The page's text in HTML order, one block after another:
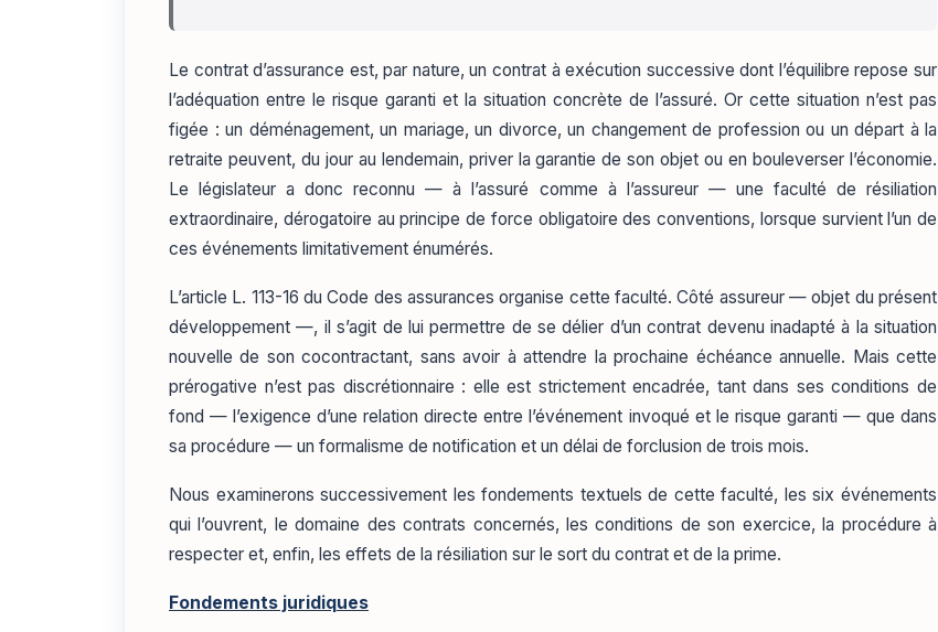
Le contrat d’assurance est, par nature, un contrat à exécution successive dont l’équilibre repose sur
l’adéquation entre le risque garanti et la situation concrète de l’assuré. Or cette situation n’est pas
figée : un déménagement, un mariage, un divorce, un changement de profession ou un départ à la
retraite peuvent, du jour au lendemain, priver la garantie de son objet ou en bouleverser l’économie.
Le législateur a donc reconnu — à l’assuré comme à l’assureur — une faculté de résiliation
extraordinaire, dérogatoire au principe de force obligatoire des conventions, lorsque survient l’un de
ces événements limitativement énumérés.
L’article L. 113-16 du Code des assurances organise cette faculté. Côté assureur — objet du présent
développement —, il s’agit de lui permettre de se délier d’un contrat devenu inadapté à la situation
nouvelle de son cocontractant, sans avoir à attendre la prochaine échéance annuelle. Mais cette
prérogative n’est pas discrétionnaire : elle est strictement encadrée, tant dans ses conditions de
fond — l’exigence d’une relation directe entre l’événement invoqué et le risque garanti — que dans
sa procédure — un formalisme de notification et un délai de forclusion de trois mois.
Nous examinerons successivement les fondements textuels de cette faculté, les six événements
qui l’ouvrent, le domaine des contrats concernés, les conditions de son exercice, la procédure à
respecter et, enfin, les effets de la résiliation sur le sort du contrat et de la prime.
Fondements juridiques